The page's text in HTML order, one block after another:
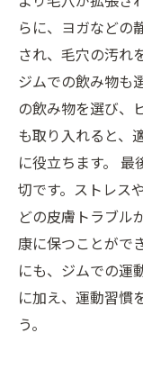
らに、ヨガなどの
され、毛穴の汚れ
ジムでの飲み物も
の飲み物を選び、
も取り入れると、
に役立ちます。
切です。ストレス
どの皮膚トラブル
康に保つことがで
にも、ジムでの運
に加え、運動習慣
う。